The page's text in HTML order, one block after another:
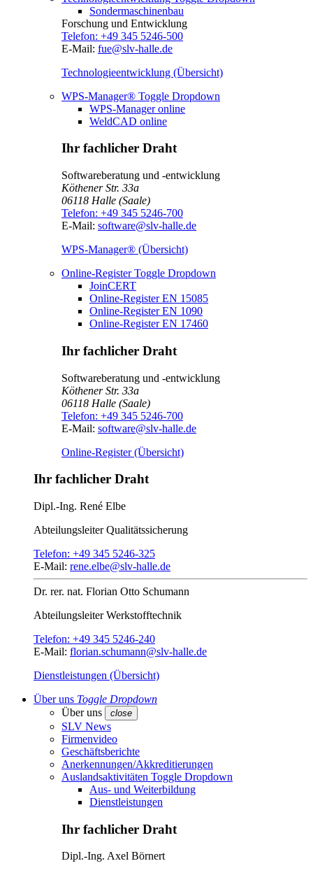
Sondermaschinenbau
Forschung und Entwicklung
Telefon: +49 345 5246-500
E-Mail: fue@slv-halle.de
Technologieentwicklung (Übersicht)
WPS-Manager® Toggle Dropdown
WPS-Manager online
WeldCAD online
Ihr fachlicher Draht
Softwareberatung und -entwicklung
Köthener Str. 33a
06118 Halle (Saale)
Telefon: +49 345 5246-700
E-Mail: software@slv-halle.de
WPS-Manager® (Übersicht)
Online-RegisterToggle Dropdown
JoinCERT
Online-Register EN 15085
Online-Register EN 1090
Online-Register EN 17460
Ihr fachlicher Draht
Softwareberatung und -entwicklung
Köthener Str. 33a
06118 Halle (Saale)
Telefon: +49 345 5246-700
E-Mail: software@slv-halle.de
Online-Register (Übersicht)
Ihr fachlicher Draht
Dipl.-Ing. René Elbe
AbteilungsleiterQualitätssicherung
Telefon: +49 345 5246-325
E-Mail: rene.elbe@slv-halle.de
Dr. rer. nat. Florian Otto Schumann
AbteilungsleiterWerkstofftechnik
Telefon: +49 345 5246-240
E-Mail: florian.schumann@slv-halle.de
Dienstleistungen (Übersicht)
Über uns Toggle Dropdown
Über uns
close
SLV News
Firmenvideo
Geschäftsberichte
Anerkennungen/Akkreditierungen
Auslandsaktivitäten Toggle Dropdown
Aus- und Weiterbildung
Dienstleistungen
Ihr fachlicher Draht
Dipl.-Ing. Axel Börnert